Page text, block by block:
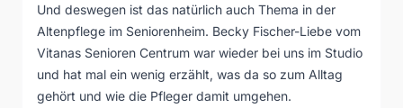
Und deswegen ist das natürlich auch Thema in der
Altenpflege im Seniorenheim. Becky Fischer-Liebe vom
Vitanas Senioren Centrum war wieder bei uns im Studio
und hat mal ein wenig erzählt, was da so zum Alltag
gehört und wie die Pfleger damit umgehen.